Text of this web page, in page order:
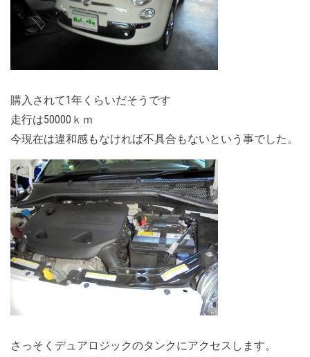
購入されて1年くらいだそうです
走行は50000ｋｍ
今現在は違和感もなければ不具合もないという事でした。
さっそくデュアロジックのタンクにアクセスします。